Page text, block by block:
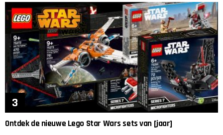
Ontdek de nieuwe Lego Star Wars sets van [jaar]